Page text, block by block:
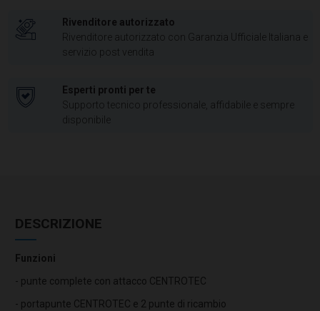
Rivenditore autorizzato
Rivenditore autorizzato con Garanzia Ufficiale Italiana e
servizio post vendita
Esperti pronti per te
Supporto tecnico professionale, affidabile e sempre
disponibile
DESCRIZIONE
Funzioni
- punte complete con attacco CENTROTEC
- portapunte CENTROTEC e 2 punte di ricambio